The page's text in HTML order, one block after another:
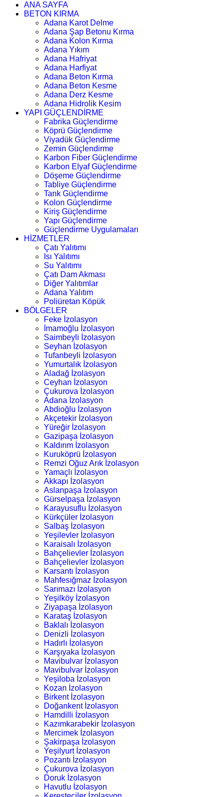
ANA SAYFA
BETON KIRMA
Adana Karot Delme
Adana Şap Betonu Kırma
Adana Kolon Kırma
Adana Yıkım
Adana Hafriyat
Adana Harfiyat
Adana Beton Kırma
Adana Beton Kesme
Adana Derz Kesme
Adana Hidrolik Kesim
YAPI GÜÇLENDİRME
Fabrika Güçlendirme
Köprü Güçlendirme
Viyadük Güçlendirme
Zemin Güçlendirme
Karbon Fiber Güçlendirme
Karbon Elyaf Güçlendirme
Döşeme Güçlendirme
Tabliye Güçlendirme
Tank Güçlendirme
Kolon Güçlendirme
Kiriş Güçlendirme
Yapı Güçlendirme
Güçlendirme Uygulamaları
HİZMETLER
Çatı Yalıtımı
Isı Yalıtımı
Su Yalıtımı
Çatı Dam Akması
Diğer Yalıtımlar
Adana Yalıtım
Poliüretan Köpük
BÖLGELER
Feke İzolasyon
İmamoğlu İzolasyon
Saimbeyli İzolasyon
Seyhan İzolasyon
Tufanbeyli İzolasyon
Yumurtalık İzolasyon
Aladağ İzolasyon
Ceyhan İzolasyon
Çukurova İzolasyon
Adana İzolasyon
Abdioğlu İzolasyon
Akçetekir İzolasyon
Yüreğir İzolasyon
Gazipaşa İzolasyon
Kaldırım İzolasyon
Kuruköprü İzolasyon
Remzi Oğuz Arık İzolasyon
Yamaçlı İzolasyon
Akkapı İzolasyon
Aslanpaşa İzolasyon
Gürselpaşa İzolasyon
Karayusuflu İzolasyon
Kürkçüler İzolasyon
Salbaş İzolasyon
Yeşilevler İzolasyon
Karaisalı İzolasyon
Bahçelievler İzolasyon
Bahçelievler İzolasyon
Karsantı İzolasyon
Mahfesığmaz İzolasyon
Sarımazı İzolasyon
Yeşilköy İzolasyon
Ziyapaşa İzolasyon
Karataş İzolasyon
Baklalı İzolasyon
Denizli İzolasyon
Hadırlı İzolasyon
Karşıyaka İzolasyon
Mavibulvar İzolasyon
Mavibulvar İzolasyon
Yeşiloba İzolasyon
Kozan İzolasyon
Birkent İzolasyon
Doğankent İzolasyon
Hamdilli İzolasyon
Kazımkarabekir İzolasyon
Mercimek İzolasyon
Şakirpaşa İzolasyon
Yeşilyurt İzolasyon
Pozantı İzolasyon
Çukurova İzolasyon
Doruk İzolasyon
Havutlu İzolasyon